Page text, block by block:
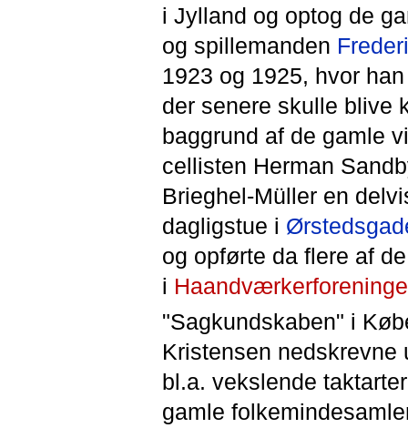
i Jylland og optog de
og spillemanden
1923 og 1925, hvor
der senere skulle blive
baggrund af de gamle
cellisten Herman
Brieghel-Müller en
dagligstue i
og opførte da flere af
i
"Sagkundskaben" i
Kristensen
bl.a. vekslende
gamle